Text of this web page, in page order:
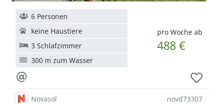
pro Woche ab
488 €
6 Personen
keine Haustiere
3 Schlafzimmer
300 m zum Wasser
Novasol novd73307